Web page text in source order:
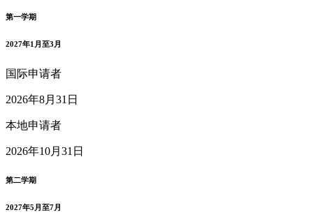
第一学期
2027年1月至3月
国际申请者
2026年8月31日
本地申请者
2026年10月31日
第二学期
2027年5月至7月